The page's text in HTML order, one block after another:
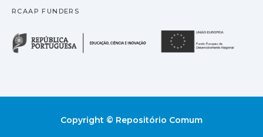
RCAAP FUNDERS
República Portuguesa
Copyright © Repositório Comum